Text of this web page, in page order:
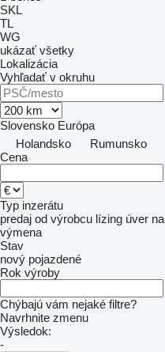
SKL
TL
WG
ukázať všetky
Lokalizácia
Vyhľadať v okruhu
Slovensko Európa
Holandsko
Rumunsko
Cena
Typ inzerátu
predaj od výrobcu lízing úver
výmena
Stav
nový pojazdené
Rok výroby
Chýbajú vám nejaké filtre?
Navrhnite zmenu
Výsledok:
-